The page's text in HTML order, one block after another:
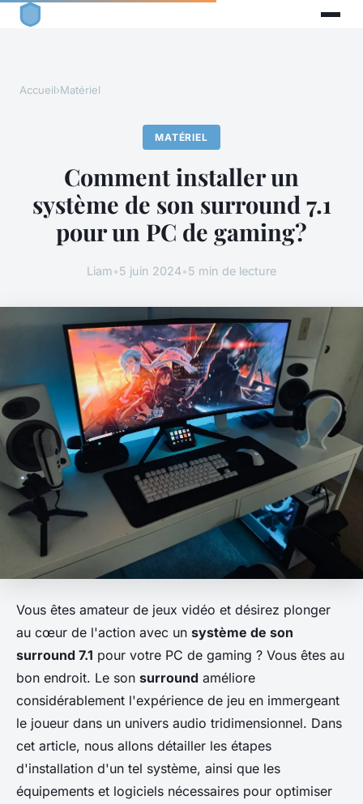
Accueil›Matériel
MATÉRIEL
Comment installer un
système de son surround 7.1
pour un PC de gaming?
Liam•5 juin 2024•5 min de lecture
Vous êtes amateur de jeux vidéo et désirez plonger
au cœur de l'action avec un système de son
surround 7.1 pour votre PC de gaming ? Vous êtes au
bon endroit. Le son surround améliore
considérablement l'expérience de jeu en immergeant
le joueur dans un univers audio tridimensionnel. Dans
cet article, nous allons détailler les étapes
d'installation d'un tel système, ainsi que les
équipements et logiciels nécessaires pour optimiser